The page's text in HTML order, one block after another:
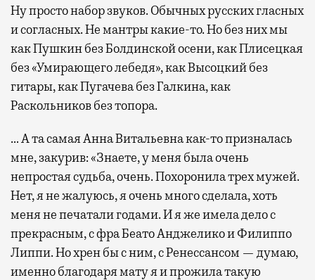
Ну просто набор звуков. Обычных русских гласных
и согласных. Не мантры какие-то. Но без них мы
как Пушкин без Болдинской осени, как Плисецкая
без «Умирающего лебедя», как Высоцкий без
гитары, как Пугачева без Галкина, как
Раскольников без топора.
… А та самая Анна Витальевна как-то призналась
мне, закурив: «Знаете, у меня была очень
непростая судьба, очень. Похоронила трех мужей.
Нет, я не жалуюсь, я очень много сделала, хоть
меня не печатали годами. И я же имела дело с
прекрасным, с фра Беато Анджелико и Филиппо
Липпи. Но хрен бы с ним, с Ренессансом — думаю,
именно благодаря мату я и прожила такую